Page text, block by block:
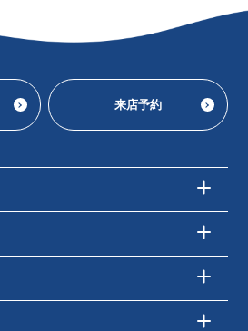
来店予約